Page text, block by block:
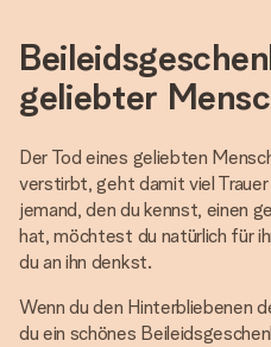
geliebter
Der Tod eines geliebten
verstirbt, geht damit viel Trauer
jemand, den du kennst, einen
hat, möchtest du natürlich für
du an ihn denkst.
Wenn du den Hinterbliebenen
du ein schönes